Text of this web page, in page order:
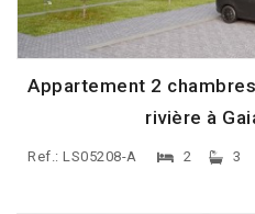
Appartement 2
rivière à
Ref.: LS05208-A 2 3